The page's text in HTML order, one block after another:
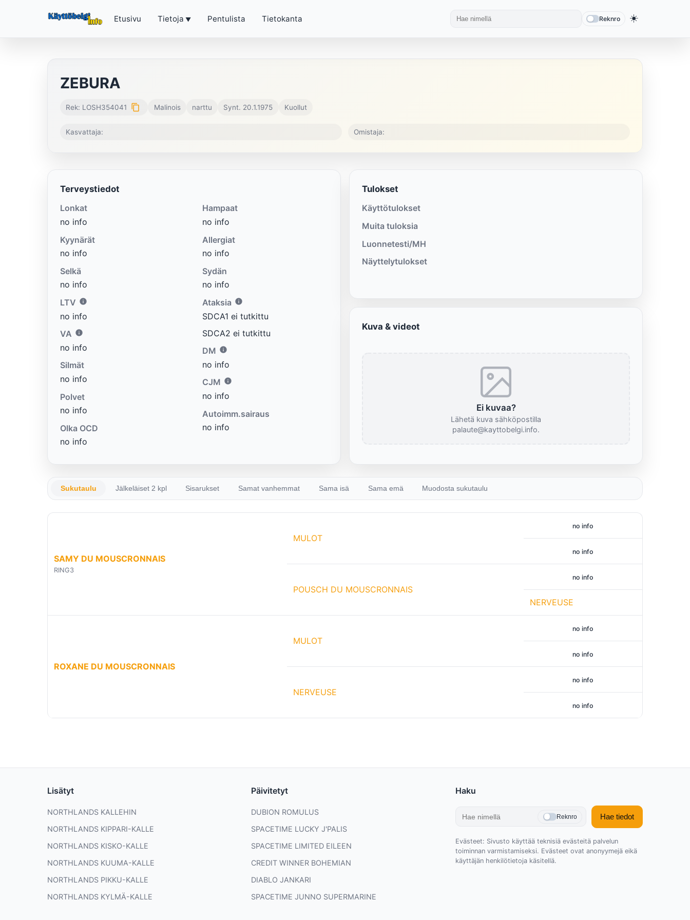
Etusivu Tietoja Pentulista Tietokanta Reknro ☀️
ZEBURA
Rek: LOSH354041 content_copy Malinois narttu Synt. 20.1.1975 Kuollut
Kasvattaja: Omistaja:
Terveystiedot
Lonkat
no info
Kyynärät
no info
Selkä
no info
LTV
no info
VA
no info
Silmät
no info
Polvet
no info
Olka OCD
no info
Hampaat
no info
Allergiat
no info
Sydän
no info
Ataksia
SDCA1 ei tutkittu
SDCA2 ei tutkittu
DM
no info
CJM
no info
Autoimm.sairaus
no info
Tulokset
Käyttötulokset
Muita tuloksia
Luonnetesti/MH
Näyttelytulokset
Kuva & videot
Ei kuvaa?
Lähetä kuva sähköpostilla
palaute@kayttobelgi.info.
Sukutaulu Jälkeläiset 2 kpl Sisarukset Samat vanhemmat Sama isä Sama emä Muodosta sukutaulu
SAMY DU MOUSCRONNAIS
RING3
MULOT
no info
no info
POUSCH DU MOUSCRONNAIS
no info
NERVEUSE
ROXANE DU MOUSCRONNAIS
MULOT
no info
no info
NERVEUSE
no info
no info
Lisätyt
NORTHLANDS KALLEHIN
NORTHLANDS KIPPARI-KALLE
NORTHLANDS KISKO-KALLE
NORTHLANDS KUUMA-KALLE
NORTHLANDS PIKKU-KALLE
NORTHLANDS KYLMÄ-KALLE
Päivitetyt
DUBION ROMULUS
SPACETIME LUCKY J'PALIS
SPACETIME LIMITED EILEEN
CREDIT WINNER BOHEMIAN
DIABLO JANKARI
SPACETIME JUNNO SUPERMARINE
Haku
Reknro Hae tiedot
Evästeet: Sivusto käyttää teknisiä evästeitä palvelun
toiminnan varmistamiseksi. Evästeet ovat anonyymejä eikä
käyttäjän henkilötietoja käsitellä.